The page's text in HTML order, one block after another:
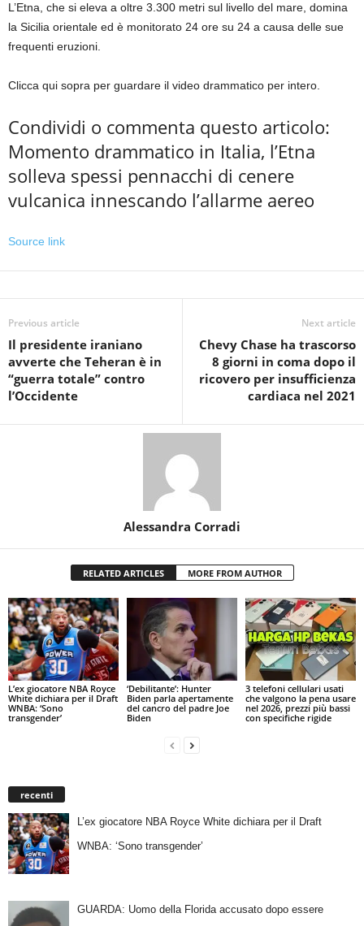
L’Etna, che si eleva a oltre 3.300 metri sul livello del mare, domina
la Sicilia orientale ed è monitorato 24 ore su 24 a causa delle sue
frequenti eruzioni.
Clicca qui sopra per guardare il video drammatico per intero.
Condividi o commenta questo articolo:
Momento drammatico in Italia, l’Etna
solleva spessi pennacchi di cenere
vulcanica innescando l’allarme aereo
Source link
Previous article
Il presidente iraniano
avverte che Teheran è in
“guerra totale” contro
l’Occidente
Next article
Chevy Chase ha trascorso
8 giorni in coma dopo il
ricovero per insufficienza
cardiaca nel 2021
Alessandra Corradi
RELATED ARTICLES MORE FROM AUTHOR
L’ex giocatore NBA Royce
White dichiara per il Draft
WNBA: ‘Sono
transgender’
‘Debilitante’: Hunter
Biden parla apertamente
del cancro del padre Joe
Biden
3 telefoni cellulari usati
che valgono la pena usare
nel 2026, prezzi più bassi
con specifiche rigide
recenti
L’ex giocatore NBA Royce White dichiara per il Draft
WNBA: ‘Sono transgender’
GUARDA: Uomo della Florida accusato dopo essere